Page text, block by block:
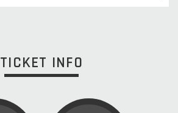
TICKET INFO